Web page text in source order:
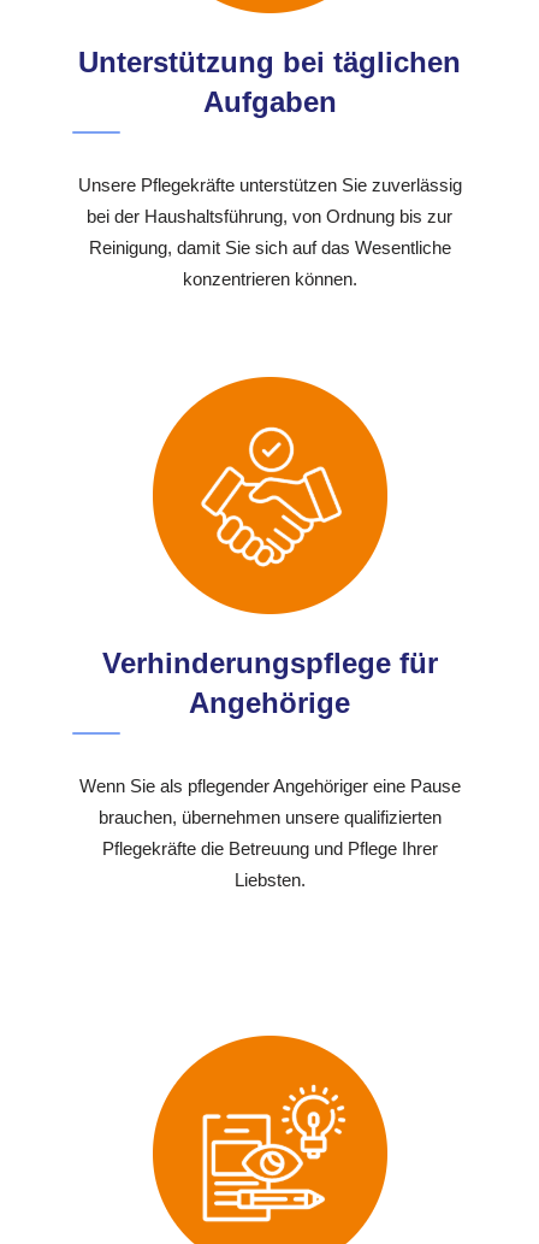
Unterstützung bei täglichen
Aufgaben
Unsere Pflegekräfte unterstützen Sie zuverlässig
bei der Haushaltsführung, von Ordnung bis zur
Reinigung, damit Sie sich auf das Wesentliche
konzentrieren können.
Verhinderungspflege für
Angehörige
Wenn Sie als pflegender Angehöriger eine Pause
brauchen, übernehmen unsere qualifizierten
Pflegekräfte die Betreuung und Pflege Ihrer
Liebsten.